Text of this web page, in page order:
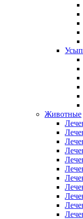
Животные